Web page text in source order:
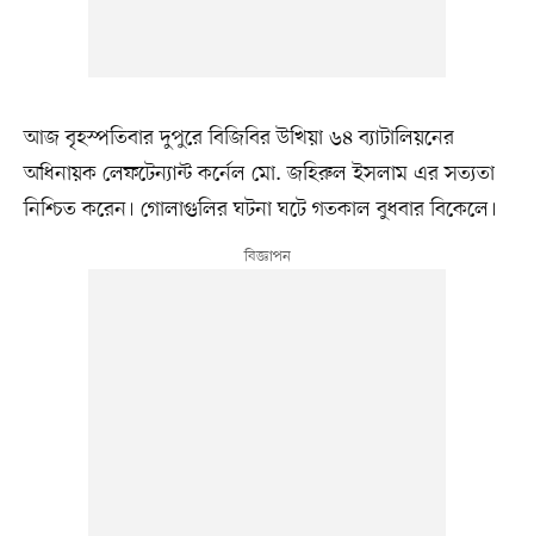
আজ বৃহস্পতিবার দুপুরে বিজিবির উখিয়া ৬৪ ব্যাটালিয়নের
অধিনায়ক লেফটেন্যান্ট কর্নেল মো. জহিরুল ইসলাম এর সত্যতা
নিশ্চিত করেন। গোলাগুলির ঘটনা ঘটে গতকাল বুধবার বিকেলে।